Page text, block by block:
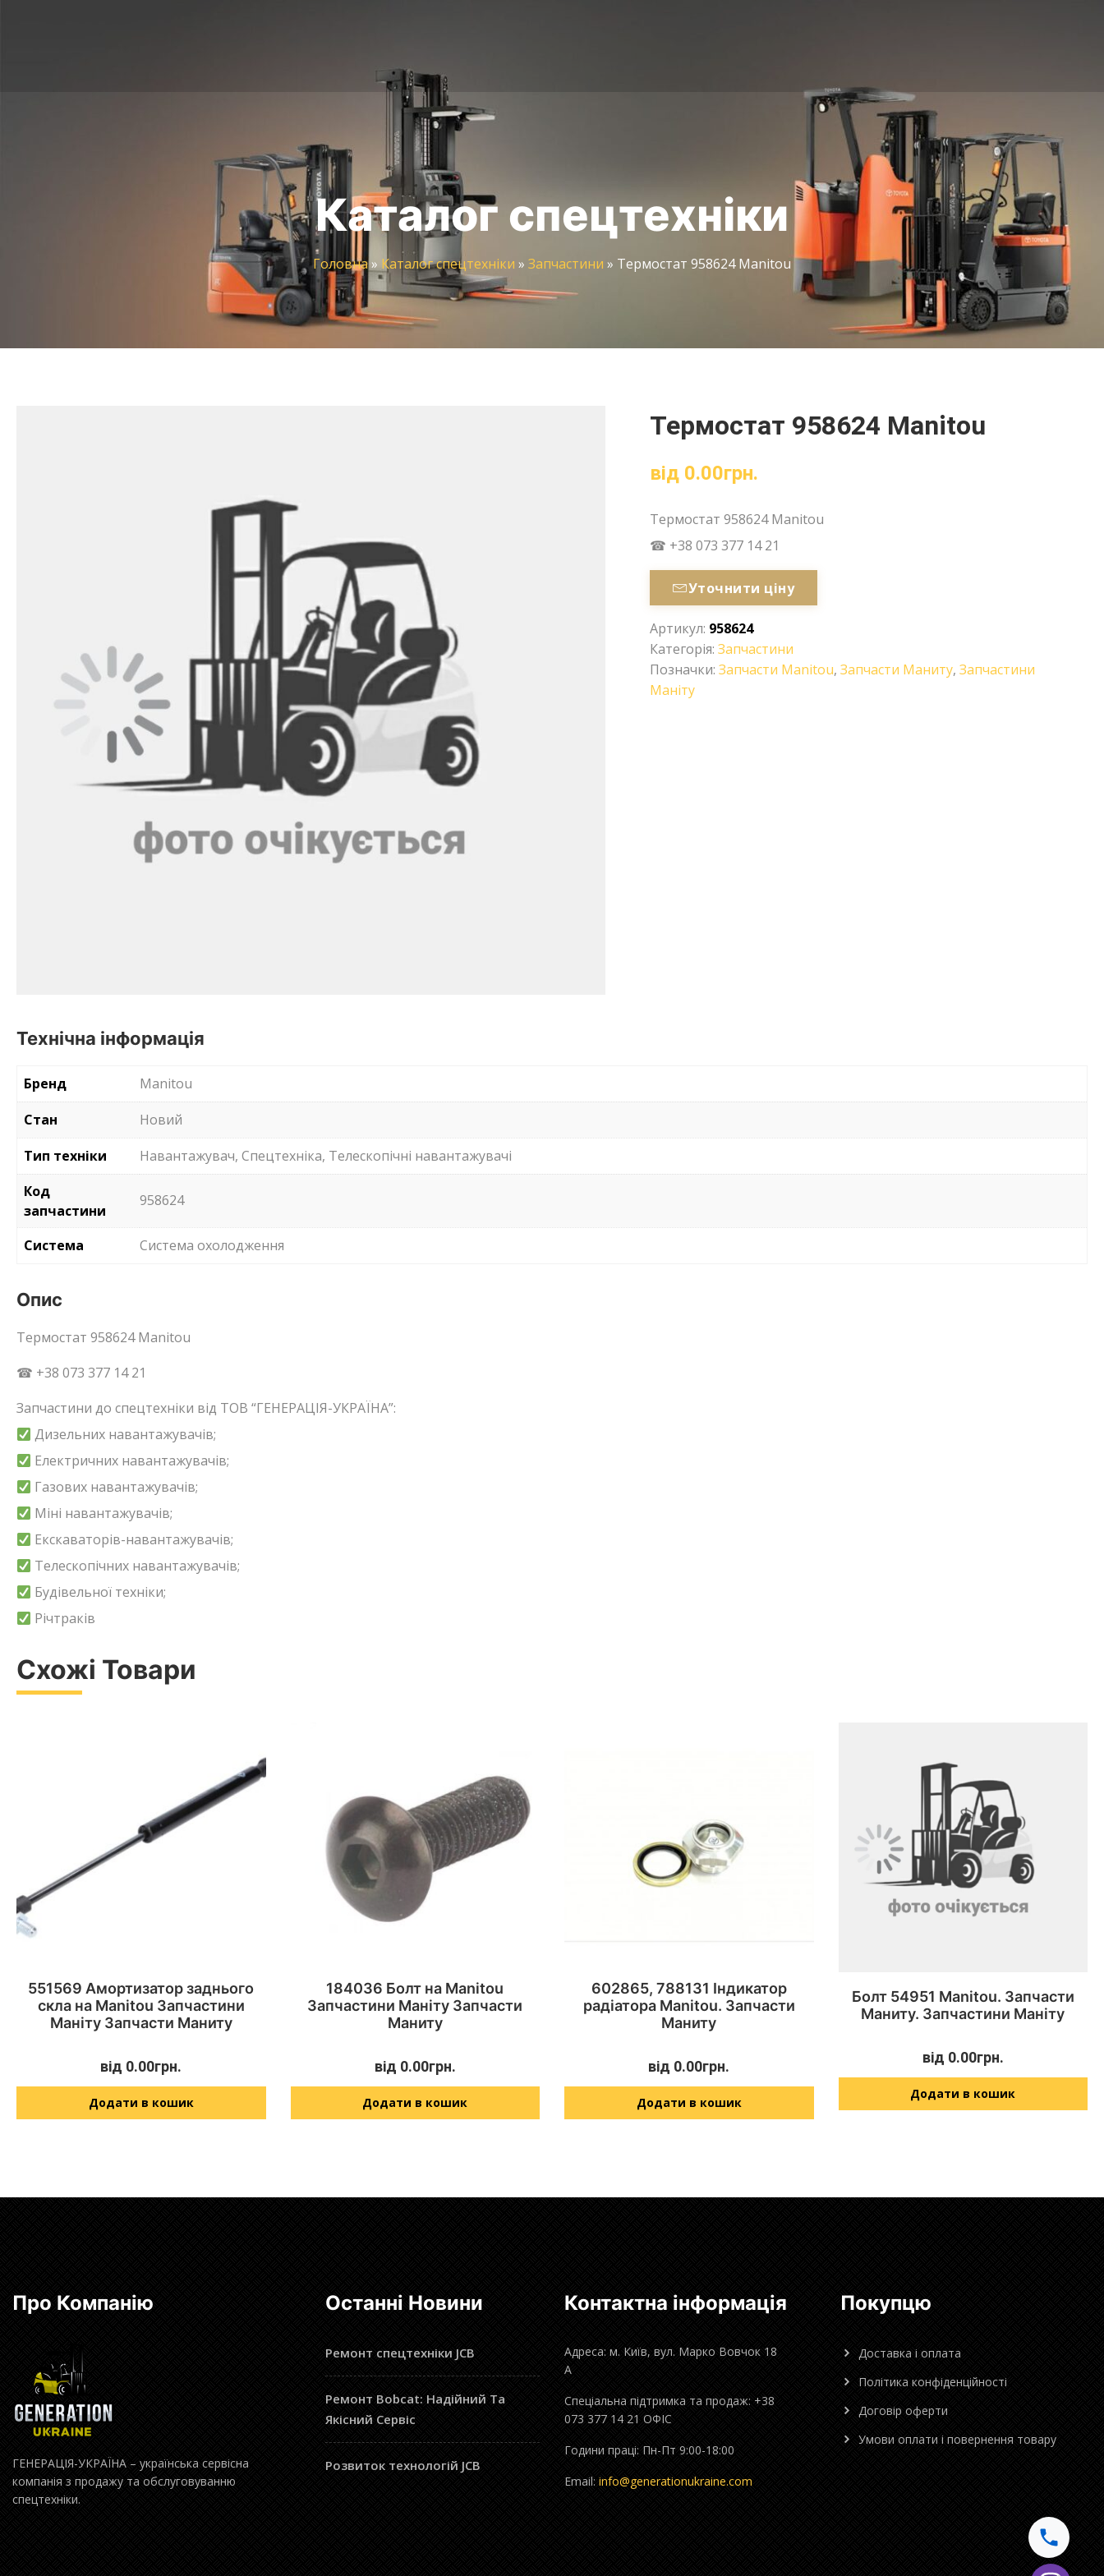
Каталог спецтехніки
Головна» Каталог спецтехніки » Запчастини » Термостат 958624 Manitou
Термостат 958624 Manitou
від 0.00грн.
Термостат 958624 Manitou
☎ +38 073 377 14 21
Уточнити ціну
Артикул: 958624
Категорія:Запчастини
Позначки:Запчасти Manitou,Запчасти Маниту,Запчастини
Маніту
Технічна інформація
Бренд
Manitou
Стан
Новий
Тип техніки
Навантажувач, Спецтехніка, Телескопічні навантажувачі
Код
запчастини
958624
Система Система охолодження
Опис
Термостат 958624 Manitou
☎ +38 073 377 14 21
Запчастини до спецтехніки від ТОВ “ГЕНЕРАЦІЯ-УКРАЇНА”:
Дизельних навантажувачів;
Електричних навантажувачів;
Газових навантажувачів;
Міні навантажувачів;
Екскаваторів-навантажувачів;
Телескопічних навантажувачів;
Будівельної техніки;
Річтраків
Схожі Товари
551569 Амортизатор заднього
скла на Manitou Запчастини
Маніту Запчасти Маниту
від 0.00грн.
Додати в кошик
184036 Болт на Manitou
Запчастини Маніту Запчасти
Маниту
від 0.00грн.
Додати в кошик
602865, 788131 Індикатор
радіатора Manitou. Запчасти
Маниту
від 0.00грн.
Додати в кошик
Болт 54951 Manitou. Запчасти
Маниту. Запчастини Маніту
від 0.00грн.
Додати в кошик
Про Компанію
ГЕНЕРАЦІЯ-УКРАЇНА – українська сервісна
компанія з продажу та обслуговуванню
спецтехніки.
Останні Новини
Ремонт спецтехніки JCB
Ремонт Bobcat: Надійний Та
Якісний Сервіс
Розвиток технологій JCB
Контактна інформація
Адреса: м. Київ, вул. Марко Вовчок 18
А
Спеціальна підтримка та продаж: +38
073 377 14 21 ОФІС
Години праці: Пн-Пт 9:00-18:00
Email: info@generationukraine.com
Покупцю
Доставка і оплата
Політика конфіденційності
Договір оферти
Умови оплати і повернення товару